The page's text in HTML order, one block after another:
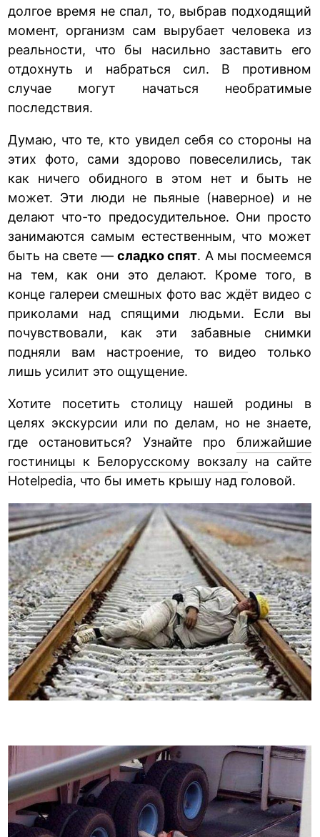
долгое время не спал, то, выбрав подходящий
момент, организм сам вырубает человека из
реальности, что бы насильно заставить его
отдохнуть и набраться сил. В противном
случае могут начаться необратимые
последствия.
Думаю, что те, кто увидел себя со стороны на
этих фото, сами здорово повеселились, так
как ничего обидного в этом нет и быть не
может. Эти люди не пьяные (наверное) и не
делают что-то предосудительное. Они просто
занимаются самым естественным, что может
быть на свете —сладко спят. А мы посмеемся
на тем, как они это делают. Кроме того, в
конце галереи смешных фото вас ждёт видео с
приколами над спящими людьми. Если вы
почувствовали, как эти забавные снимки
подняли вам настроение, то видео только
лишь усилит это ощущение.
Хотите посетить столицу нашей родины в
целях экскурсии или по делам, но не знаете,
где остановиться? Узнайте про ближайшие
гостиницы к Белорусскому вокзалу на сайте
Hotelpedia, что бы иметь крышу над головой.